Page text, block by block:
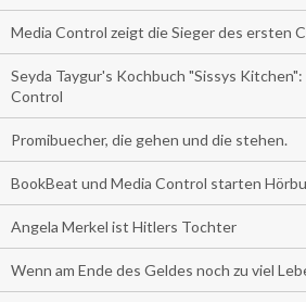
Media Control zeigt die Sieger des ersten
Seyda Taygur's Kochbuch "Sissys Kitchen":
Control
Promibuecher, die gehen und die stehen.
BookBeat und Media Control starten
Angela Merkel ist Hitlers Tochter
Wenn am Ende des Geldes noch zu viel